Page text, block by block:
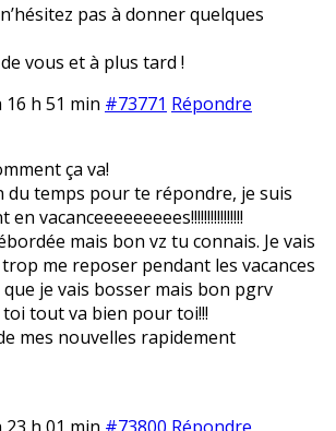
pas à donner quelques
vous et à plus tard !
16 h 51 min #73771 Répondre
ça va!
du temps pour te répondre, je suis
vacanceeeeeeeees!!!!!!!!!!!!!!!!
mais bon vz tu connais. Je vais
me reposer pendant les vacances
je vais bosser mais bon pgrv
toi tout va bien pour toi!!!
mes nouvelles rapidement